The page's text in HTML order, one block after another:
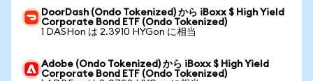
DoorDash (Ondo Tokenized) から iBoxx $ High Yield
Corporate Bond ETF (Ondo Tokenized)
1 DASHon は 2.3910 HYGon に相当
Adobe (Ondo Tokenized) から iBoxx $ High Yield
Corporate Bond ETF (Ondo Tokenized)